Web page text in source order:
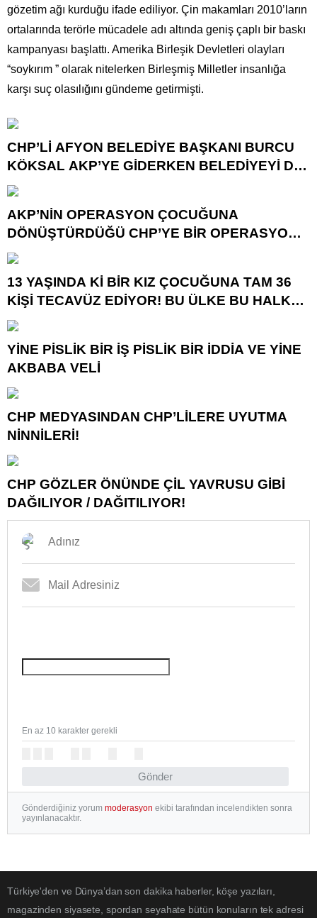
gözetim ağı kurduğu ifade ediliyor. Çin makamları 2010’ların
ortalarında terörle mücadele adı altında geniş çaplı bir baskı
kampanyası başlattı. Amerika Birleşik Devletleri olayları
“soykırım ” olarak nitelerken Birleşmiş Milletler insanlığa
karşı suç olasılığını gündeme getirmişti.
CHP’Lİ AFYON BELEDİYE BAŞKANI BURCU
KÖKSAL AKP’YE GİDERKEN BELEDİYEYİ DE
GÖTÜRÜYOR!
AKP’NİN OPERASYON ÇOCUĞUNA
DÖNÜŞTÜRDÜĞÜ CHP’YE BİR OPERASYON
DAHA!
13 YAŞINDA Kİ BİR KIZ ÇOCUĞUNA TAM 36
KİŞİ TECAVÜZ EDİYOR! BU ÜLKE BU HALK
NEREYE SAVRULDU NASIL SAVRULDU!
YİNE PİSLİK BİR İŞ PİSLİK BİR İDDİA VE YİNE
AKBABA VELİ
CHP MEDYASINDAN CHP’LİLERE UYUTMA
NİNNİLERİ!
CHP GÖZLER ÖNÜNDE ÇİL YAVRUSU GİBİ
DAĞILIYOR / DAĞITILIYOR!
Gönder
En az 10 karakter gerekli
Gönderdiğiniz yorum moderasyon ekibi tarafından incelendikten sonra
yayınlanacaktır.
Türkiye'den ve Dünya’dan son dakika haberler, köşe yazıları,
magazinden siyasete, spordan seyahate bütün konuların tek adresi